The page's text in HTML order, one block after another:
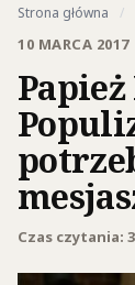
Strona główna /
10 MARCA 2017
Czas czytania: